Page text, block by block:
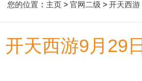
您的位置 ： 主页 > 官网二级 > 开天西游
开天西游9月29